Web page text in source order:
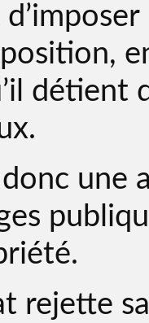
détient
une
rejette